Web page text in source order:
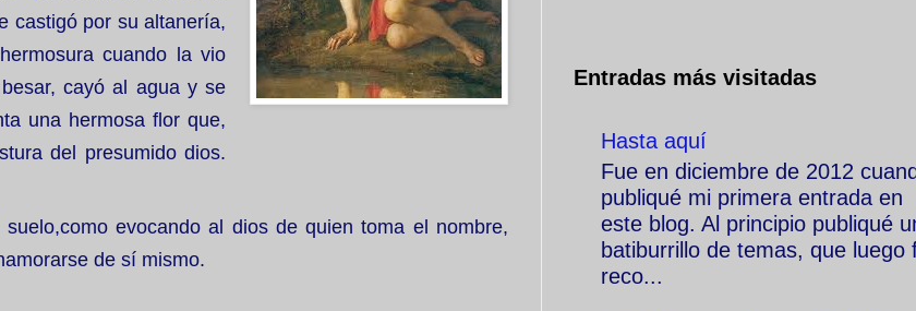
castigó por su altanería,
cuando la vio
cayó al agua y se
una hermosa flor que,
del presumido dios.
evocando al dios de quien toma el nombre,
de sí mismo.
Entradas más visitadas
Hasta aquí
Fue en diciembre de 2012
publiqué mi primera entrada en
este blog. Al principio publiqué
batiburrillo de temas, que luego
reco...